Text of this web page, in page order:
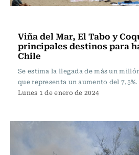
Viña del Mar, El Tabo y
principales destinos para
Chile
Se estima la llegada de más un
que representa un aumento del 7,5%.
Lunes 1 de enero de 2024